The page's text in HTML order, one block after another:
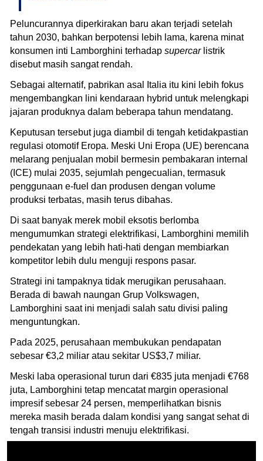
Peluncurannya diperkirakan baru akan terjadi setelah
tahun 2030, bahkan berpotensi lebih lama, karena minat
konsumen inti Lamborghini terhadap supercarlistrik
disebut masih sangat rendah.
Sebagai alternatif, pabrikan asal Italia itu kini lebih fokus
mengembangkan lini kendaraan hybrid untuk melengkapi
jajaran produknya dalam beberapa tahun mendatang.
Keputusan tersebut juga diambil di tengah ketidakpastian
regulasi otomotif Eropa. Meski Uni Eropa (UE) berencana
melarang penjualan mobil bermesin pembakaran internal
(ICE) mulai 2035, sejumlah pengecualian, termasuk
penggunaan e-fuel dan produsen dengan volume
produksi terbatas, masih terus dibahas.
Di saat banyak merek mobil eksotis berlomba
mengumumkan strategi elektrifikasi, Lamborghini memilih
pendekatan yang lebih hati-hati dengan membiarkan
kompetitor lebih dulu menguji respons pasar.
Strategi ini tampaknya tidak merugikan perusahaan.
Berada di bawah naungan Grup Volkswagen,
Lamborghini saat ini menjadi salah satu divisi paling
menguntungkan.
Pada 2025, perusahaan membukukan pendapatan
sebesar €3,2 miliar atau sekitar US$3,7 miliar.
Meski laba operasional turun dari €835 juta menjadi €768
juta, Lamborghini tetap mencatat margin operasional
impresif sebesar 24 persen, memperlihatkan bisnis
mereka masih berada dalam kondisi yang sangat sehat di
tengah transisi industri menuju elektrifikasi.